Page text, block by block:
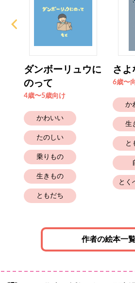
ダンボーリュウに
のって
4歳〜5歳向け
かわいい
たのしい
乗りもの
生きもの
ともだち
さよ
6歳〜
か
生
と
とく
作者の絵本一